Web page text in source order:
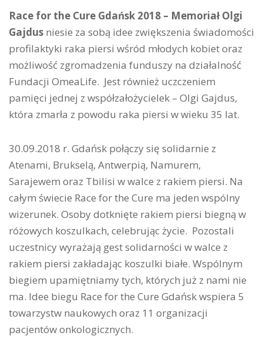
Race for the Cure Gdańsk 2018 – Memoriał Olgi
Gajdus niesie za sobą idee zwiększenia świadomości
profilaktyki raka piersi wśród młodych kobiet oraz
możliwość zgromadzenia funduszy na działalność
Fundacji OmeaLife. Jest również uczczeniem
pamięci jednej z współzałożycielek – Olgi Gajdus,
która zmarła z powodu raka piersi w wieku 35 lat.
30.09.2018 r. Gdańsk połączy się solidarnie z
Atenami, Brukselą, Antwerpią, Namurem,
Sarajewem oraz Tbilisi w walce z rakiem piersi. Na
całym świecie Race for the Cure ma jeden wspólny
wizerunek. Osoby dotknięte rakiem piersi biegną w
różowych koszulkach, celebrując życie. Pozostali
uczestnicy wyrażają gest solidarności w walce z
rakiem piersi zakładając koszulki białe. Wspólnym
biegiem upamiętniamy tych, których już z nami nie
ma. Idee biegu Race for the Cure Gdańsk wspiera 5
towarzystw naukowych oraz 11 organizacji
pacjentów onkologicznych.